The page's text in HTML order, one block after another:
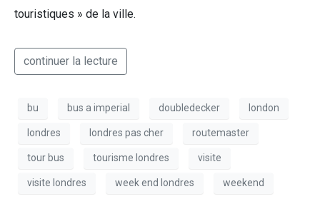
touristiques » de la ville.
continuer la lecture
bu bus a imperial doubledecker london
londres londres pas cher routemaster
tour bus tourisme londres visite
visite londres week end londres weekend